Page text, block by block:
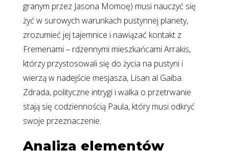
granym przez Jasona Momoę) musi nauczyć się
żyć w surowych warunkach pustynnej planety,
zrozumieć jej tajemnice i nawiązać kontakt z
Fremenami – rdzennymi mieszkańcami Arrakis,
którzy przystosowali się do życia na pustyni i
wierzą w nadejście mesjasza, Lisan al Gaiba.
Zdrada, polityczne intrygi i walka o przetrwanie
stają się codziennością Paula, który musi odkryć
swoje przeznaczenie.
Analiza elementów